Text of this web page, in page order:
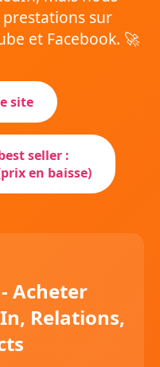
sur
et Facebook. 🚀
site
seller :
en baisse)
Acheter
Relations,